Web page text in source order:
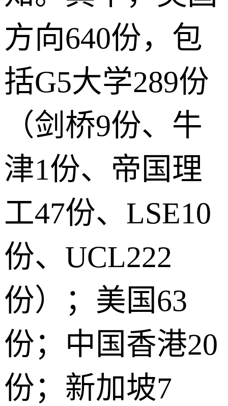
方向640份，包
括G5大学289份
（剑桥9份、牛
津1份、帝国理
工47份、LSE10
份、UCL222
份）；美国63
份；中国香港20
份；新加坡7